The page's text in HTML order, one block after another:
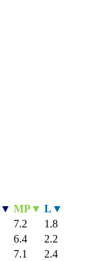
▼ MP▼ L ▼
7.2
1.8
6.4
2.2
7.1
2.4